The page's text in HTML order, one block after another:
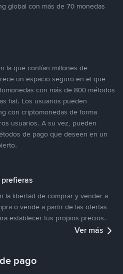
global con más de 70 monedas
la que confían millones de
un espacio seguro en el que
con más de 800 métodos
fiat. Los usuarios pueden
con criptomonedas de forma
usuarios. A su vez, pueden
de pago que deseen en un
la libertad de comprar y vender a
o vende a partir de las ofertas
establecer tus propios precios.
Ver más
pago